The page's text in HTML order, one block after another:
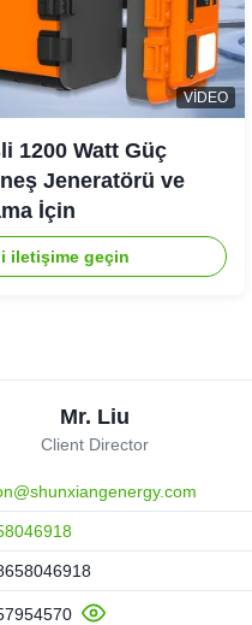
VIDEO
1200 Watt Güç
Jeneratörü ve
İçin
iletişime geçin
Mr. Liu
Client Director